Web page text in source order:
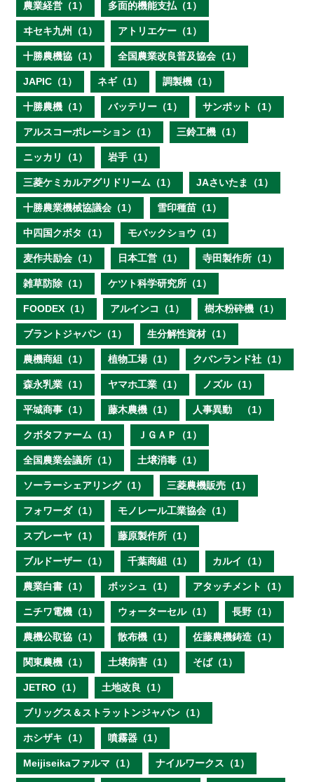
農業経営（1） 多面的機能支払（1）
ヰセキ九州（1） アトリエケー（1）
十勝農機協（1） 全国農業改良普及協会（1）
JAPIC（1） ネギ（1） 調製機（1）
十勝農機（1） バッテリー（1） サンポット（1）
アルスコーポレーション（1） 三鈴工機（1）
ニッカリ（1） 岩手（1）
三菱ケミカルアグリドリーム（1） JAさいたま（1）
十勝農業機械協議会（1） 雪印種苗（1）
中四国クボタ（1） モバックショウ（1）
麦作共励会（1） 日本工営（1） 寺田製作所（1）
雑草防除（1） ケツト科学研究所（1）
FOODEX（1） アルインコ（1） 樹木粉砕機（1）
ブラントジャパン（1） 生分解性資材（1）
農機商組（1） 植物工場（1） クバンランド社（1）
森永乳業（1） ヤマホ工業（1） ノズル（1）
平城商事（1） 藤木農機（1） 人事異動 （1）
クボタファーム（1） ＪＧＡＰ（1）
全国農業会議所（1） 土壌消毒（1）
ソーラーシェアリング（1） 三菱農機販売（1）
フォワーダ（1） モノレール工業協会（1）
スプレーヤ（1） 藤原製作所（1）
ブルドーザー（1） 千葉商組（1） カルイ（1）
農業白書（1） ボッシュ（1） アタッチメント（1）
ニチワ電機（1） ウォーターセル（1） 長野（1）
農機公取協（1） 散布機（1） 佐藤農機鋳造（1）
関東農機（1） 土壌病害（1） そば（1）
JETRO（1） 土地改良（1）
ブリッグス＆ストラットンジャパン（1）
ホシザキ（1） 噴霧器（1）
Meijiseikaファルマ（1） ナイルワークス（1）